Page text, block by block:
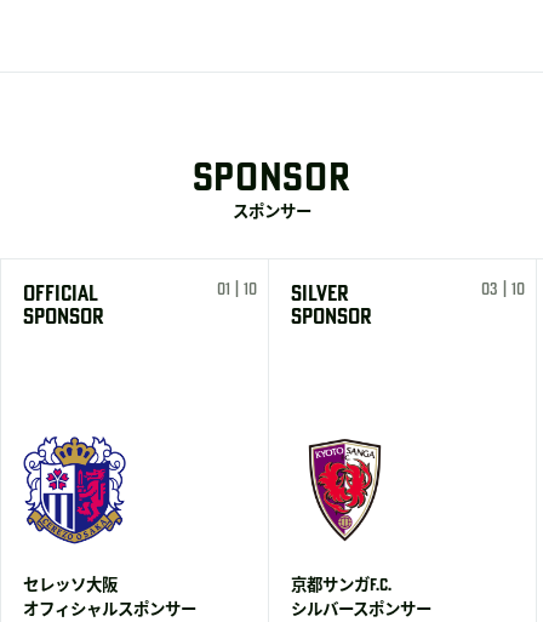
SPONSOR
スポンサー
OFFICIAL
SPONSOR
01 | 10
セレッソ大阪
オフィシャルスポンサー
SILVER
SPONSOR
03 | 10
京都サンガF.C.
シルバースポンサー